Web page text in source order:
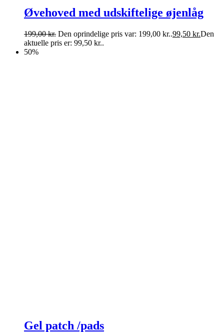
Øvehoved med udskiftelige øjenlåg
199,00kr. Den oprindelige pris var: 199,00 kr..99,50 kr.Den
aktuelle pris er: 99,50 kr..
50%
Gel patch /pads